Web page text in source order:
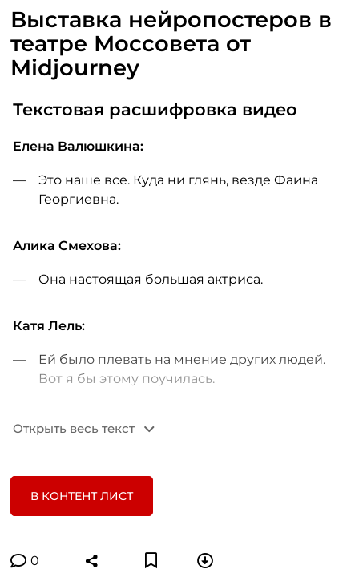
Выставка нейропостеров в
театре Моссовета от
Midjourney
Текстовая расшифровка видео
Елена Валюшкина:
Это наше все. Куда ни глянь, везде Фаина
Георгиевна.
Алика Смехова:
Она настоящая большая актриса.
Катя Лель:
Ей было плевать на мнение других людей.
Вот я бы этому поучилась.
Роман Архипов:
«Здравствуйте, здравствуйте! Я ваша
Игорь Мишин:
Открыть весь текст
В КОНТЕНТ ЛИСТ
0